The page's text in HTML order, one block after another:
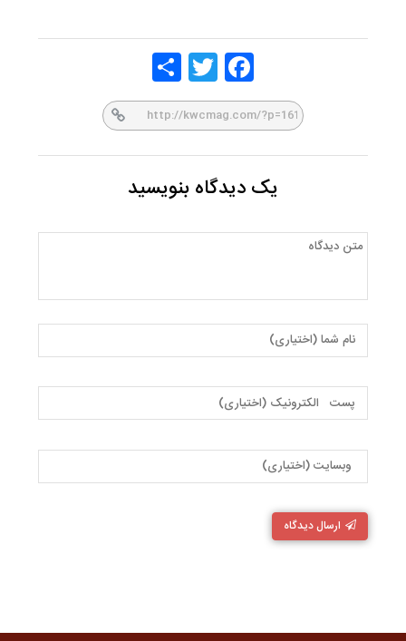
Face
Twitt
یک دیدگاه بنویسید
ارسال دیدگاه